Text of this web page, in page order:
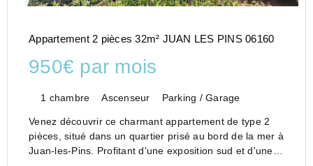
Appartement 2 pièces 32m² JUAN LES PINS 06160
950€ par mois
1 chambre Ascenseur Parking / Garage
Venez découvrir ce charmant appartement de type 2
pièces, situé dans un quartier prisé au bord de la mer à
Juan-les-Pins. Profitant d'une exposition sud et d'une